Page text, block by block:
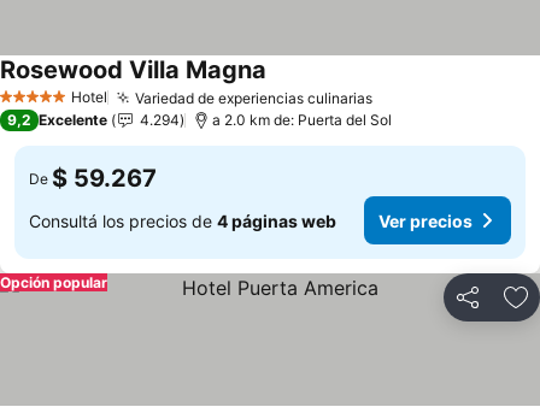
5 Estrellas Hotel Variedad de experiencias culinarias
Rosewood Villa Magna
9,2 Excelente 4.294 a 2.0 km de: Puerta del Sol
De $ 59.267
Consultá los precios de 4 páginas web Ver precios
Compartir
Opción popular